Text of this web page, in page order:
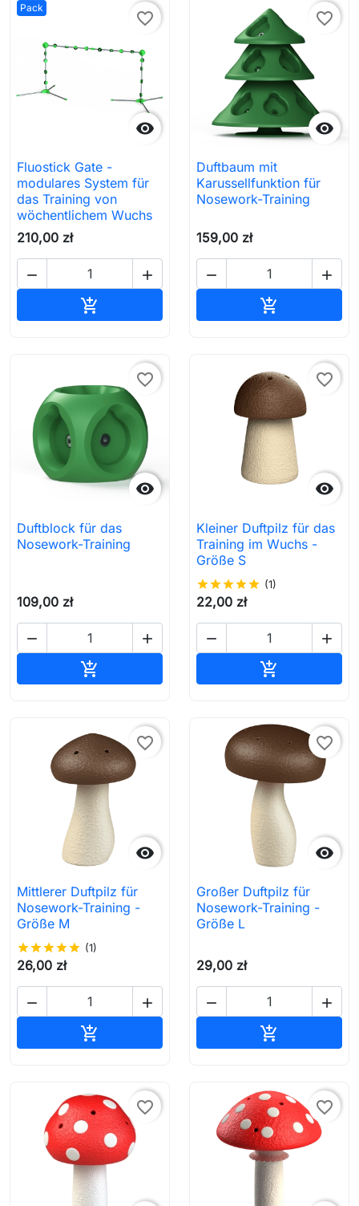
Pack

favorite_border
Fluostick Gate -
modulares System für
das Training von
wöchentlichem Wuchs
210,00 zł
 


favorite_border
Duftbaum mit
Karussellfunktion für
Nosework-Training
159,00 zł
 


favorite_border
Duftblock für das
Nosework-Training
109,00 zł
 


favorite_border
Kleiner Duftpilz für das
Training im Wuchs -
Größe S
starstarstarstarstar (1)
22,00 zł
 


favorite_border
Mittlerer Duftpilz für
Nosework-Training -
Größe M
starstarstarstarstar (1)
26,00 zł
 


favorite_border
Großer Duftpilz für
Nosework-Training -
Größe L
29,00 zł
 

favorite_border favorite_border